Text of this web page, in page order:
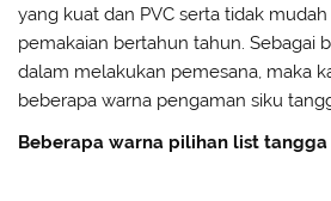
yang kuat dan PVC serta tidak
pemakaian bertahun tahun. Sebagai
dalam melakukan pemesana, maka
beberapa warna pengaman siku
Beberapa warna pilihan list tangga